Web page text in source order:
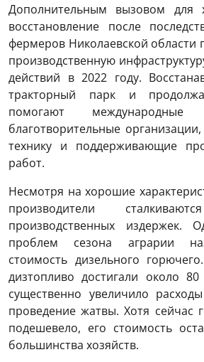
Дополнительным вызовом для
восстановление после
фермеров Николаевской области
производственную
действий в 2022 году.
тракторный парк и
помогают
благотворительные
технику и поддерживающие
работ.
Несмотря на хорошие
производители
производственных издержек.
проблем сезона аграрии
стоимость дизельного
дизтопливо достигали около
существенно увеличило
проведение жатвы. Хотя сейчас
подешевело, его стоимость
большинства хозяйств.